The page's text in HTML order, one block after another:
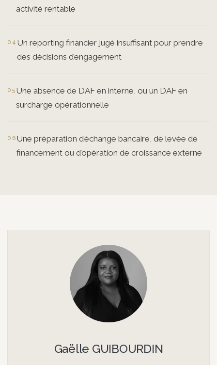
activité rentable
Un reporting financier jugé insuffisant pour prendre
des décisions d’engagement
Une absence de DAF en interne, ou un DAF en
surcharge opérationnelle
Une préparation d’échange bancaire, de levée de
financement ou d’opération de croissance externe
Gaëlle GUIBOURDIN